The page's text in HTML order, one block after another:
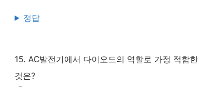
정답
15. AC발전기에서 다이오드의 역할로 가정 적합한
것은?